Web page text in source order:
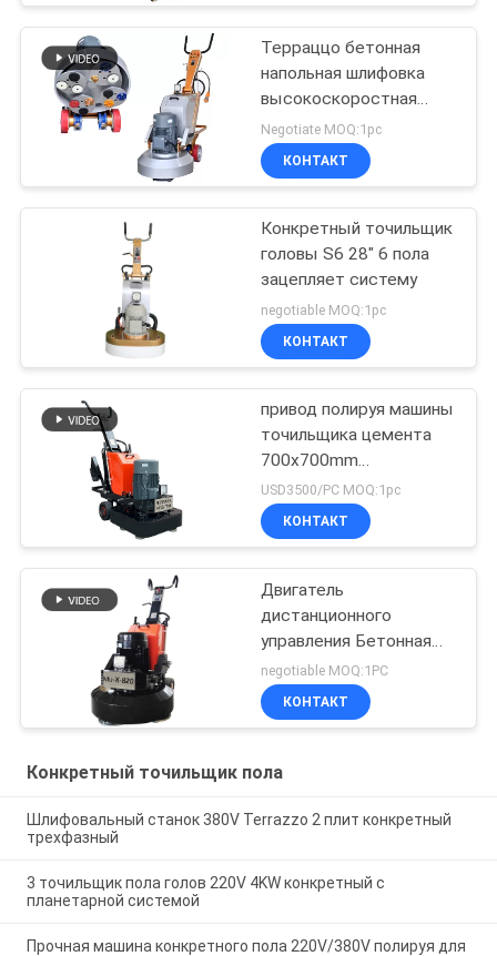
Терраццо бетонная
напольная шлифовка
высокоскоростная
автоматическая
планетальная система
ходьбы
Negotiate MOQ:1pc
КОНТАКТ
Конкретный точильщик
головы S6 28" 6 пола
зацепляет систему
negotiable MOQ:1pc
КОНТАКТ
привод полируя машины
точильщика цемента
700x700mm
конкретный
самоходный
USD3500/PC MOQ:1pc
КОНТАКТ
Двигатель
дистанционного
управления Бетонная
напольная шлифовка
для земляного
покрытия из гранитного
negotiable MOQ:1PC
КОНТАКТ
Конкретный точильщик пола
Шлифовальный станок 380V Terrazzo 2 плит конкретный
трехфазный
3 точильщик пола голов 220V 4KW конкретный с
планетарной системой
Прочная машина конкретного пола 220V/380V полируя для